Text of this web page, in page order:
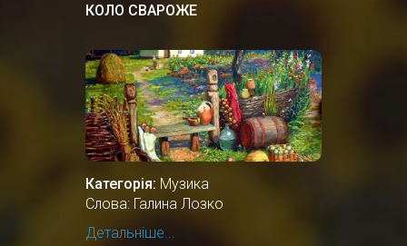
КОЛО СВАРОЖЕ
Категорія: Музика
Слова: Галина Лозко
Детальніше...